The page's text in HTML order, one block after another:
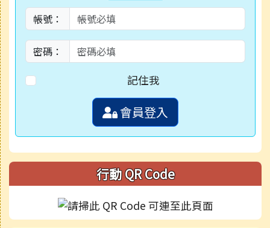
帳號：
密碼：
記住我
會員登入
行動 QR Code